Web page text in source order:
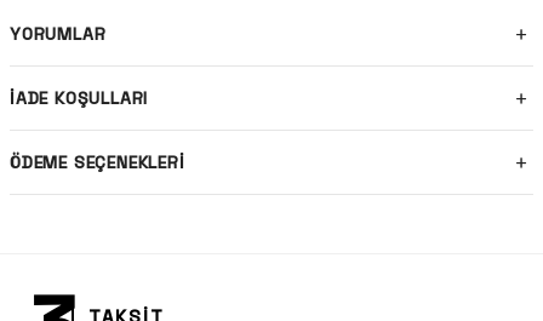
YORUMLAR
İADE KOŞULLARI
ÖDEME SEÇENEKLERI